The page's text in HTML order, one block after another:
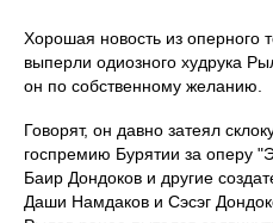
Хорошая новость из оперного
выперли одиозного худрука
он по собственному желанию.
Говорят, он давно затеял
госпремию Бурятии за оперу
Баир Дондоков и другие
Даши Намдаков и Сэсэг